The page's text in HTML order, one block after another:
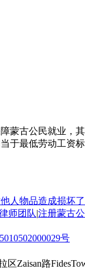
蒙古公民就业，
于最低劳动工资标
人物品造成损坏
师团队 注册蒙古公
号
Zaisan路